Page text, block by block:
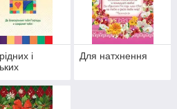
і
Для натхнення